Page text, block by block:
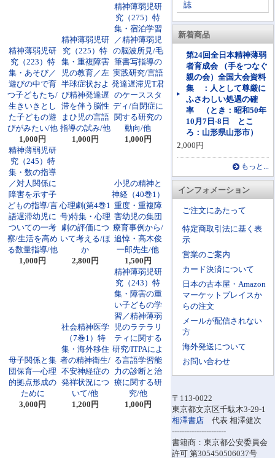
誌
新着商品
第24回全日本精神薄弱
者育成会 （手をつなぐ
親の会）全国大会資料
集 ：人として尊厳に
ふさわしい処遇の確
率 （とき：昭和50年
10月7日-8日 とこ
ろ：山形県山形市）
2,000円
もっと...
インフォメーション
ご注文にあたって
特定商取引法に基く表
示
営業のご案内
カード決済について
日本の古本屋・Amazon
マーケットプレイスか
らの注文
メールが配信されない
方
海外発送について
お問い合わせ
〒113-0022
東京都文京区千駄木3-29-1
相澤書店 代表 相澤健次
----------------------
書籍商：東京都公安委員会
許可 第305450506037号
精神薄弱児研
究（223）特
集・あそび／
遊びの中で育
つ子どもたち/
生きいきとし
た子どもの遊
びがみたい/他
1,000円
精神薄弱児研
究（225）特
集・重複障害
児の教育／左
半球症状およ
び精神発達遅
滞を伴う脳性
まひ児の言語
指導の試み/他
1,000円
精神薄弱児研
究（275）特
集・宿泊学習
／精神薄弱児
の脳波所見/毛
筆書写指導の
実践研究/言語
発達遅滞児T君
のケーススタ
ディ/自閉症に
関する研究の
動向/他
1,000円
精神薄弱児研
究（245）特
集・数の指導
／対人関係に
障害を示す子
どもの指導/言
語遅滞幼児に
ついての一考
察/生活を高め
る数量指導/他
1,000円
心理劇(第4巻1
号)特集・心理
劇の評価につ
いて考える/ほ
か
2,800円
小児の精神と
神経（40巻1）
重度・重複障
害幼児の集団
療育事例から/
追悼・高木俊
一郎先生/他
1,500円
母子関係と集
団保育―心理
的拠点形成の
ために
3,000円
社会精神医学
（7巻1）特
集・海外移住
者の精神衛生/
不安神経症の
発祥状況につ
いて/他
1,200円
精神薄弱児研
究（243）特
集・障害の重
い子どもの学
習／精神薄弱
児のラテラリ
ティに関する
研究/ITPAによ
る言語学習能
力の診断と治
療に関する研
究/他
1,000円